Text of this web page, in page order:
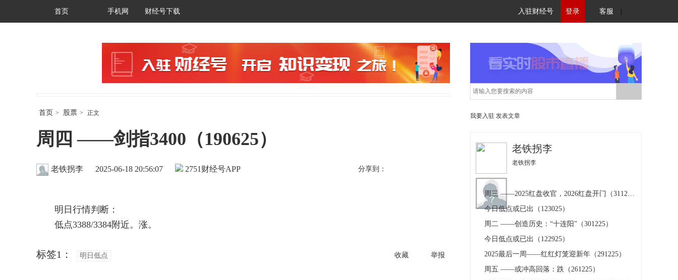
首页 手机网 财经号下载 入驻财经号 登录 客服
首页 > 股票 > 正文
周四 ——剑指3400（190625）
财经号APP
老铁拐李 2025-06-18 20:56:07 2751 分享到：
明日行情判断：
低点3388/3384附近。涨。
收藏 举报
标签1： 明日低点
我要入驻 发表文章
老铁拐李
老铁拐李
周三 ——2025红盘收官，2026红盘开门（311225）
今日低点或已出（123025）
周二 ——创造历史：“十连阳”（301225）
今日低点或已出（122925）
2025最后一周——红红灯笼迎新年（291225）
周五 ——或冲高回落：跌（261225）